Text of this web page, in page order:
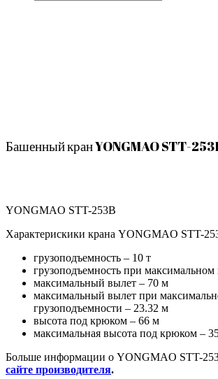
Башенный кран YONGMAO STT-
YONGMAO STT-253B
Характерискики крана YONGMAO STT-
грузоподъемность – 10 т
грузоподъемность при максимальном
максимальный вылет – 70 м
максимальный вылет при
грузоподъемности – 23.32 м
высота под крюком – 66 м
максимальная высота под крюком –
Больше информации о YONGMAO STT-
сайте производителя.